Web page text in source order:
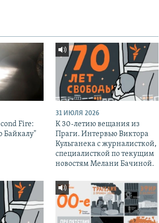
Fire:
Байкалу"
31 ИЮЛЯ 2026
К 30-летию вещания из
Праги. Интервью Виктора
Кульганека с журналисткой,
специалисткой по текущим
новостям Мелани Бачиной.